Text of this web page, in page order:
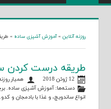
روزنه آنلاین »آموزش آشپزی ساده »
طریقه درست کردن
12 ژوئن 2018
همیار
دسته‌ها:آموزش آشپزی ساده.
انواع ساندویچ، و غذا با بادمجان و کدو.